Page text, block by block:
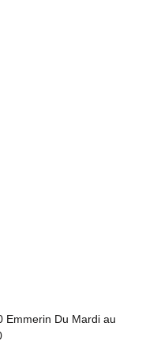
Emmerin Du Mardi au